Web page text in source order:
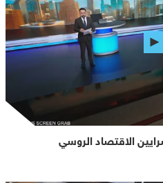
الاقتصاد الروسي